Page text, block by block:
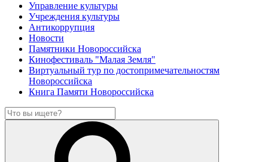
Управление культуры
Учреждения культуры
Антикоррупция
Новости
Памятники Новороссийска
Кинофестиваль "Малая Земля"
Виртуальный тур по достопримечательностям
Новороссийска
Книга Памяти Новороссийска